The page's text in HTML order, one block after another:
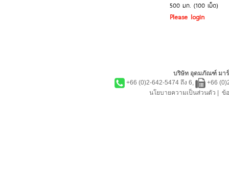
500 มก. (100 เม็ด)
Please login
บริษัท อุดมภัณฑ์ มาร์
+66 (0)2-642-5474 ถึง 6,
+66
นโยบายความเป็นส่วนตัว
ข้